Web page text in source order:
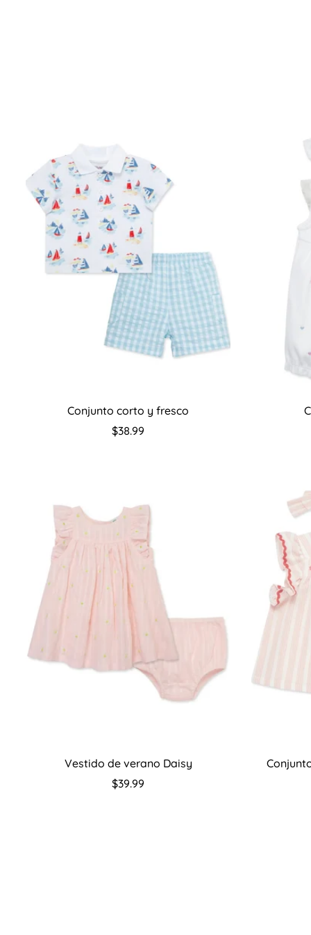
Seleccione opciones
Conjunto corto y fresco
Precio
$38.99
Seleccione opciones
Vestido de verano Daisy
Precio
$39.99